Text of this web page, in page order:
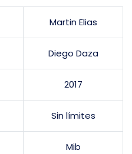
Martin Elias
Diego Daza
2017
Sin límites
Mib